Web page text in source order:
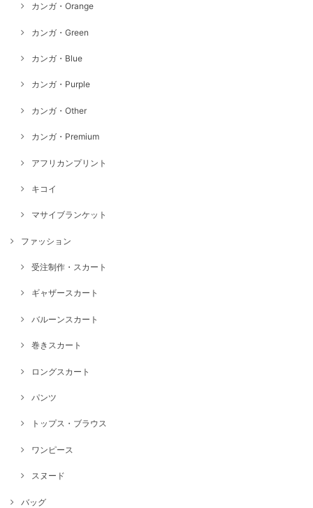
カンガ・Orange
カンガ・Green
カンガ・Blue
カンガ・Purple
カンガ・Other
カンガ・Premium
アフリカンプリント
キコイ
マサイブランケット
ファッション
受注制作・スカート
ギャザースカート
バルーンスカート
巻きスカート
ロングスカート
パンツ
トップス・ブラウス
ワンピース
スヌード
バッグ